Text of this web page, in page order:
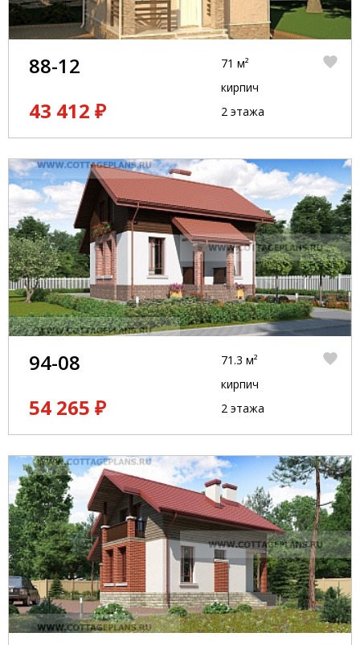
88-12
43 412 ₽
71 м²
кирпич
2 этажа
94-08
54 265 ₽
71.3 м²
кирпич
2 этажа